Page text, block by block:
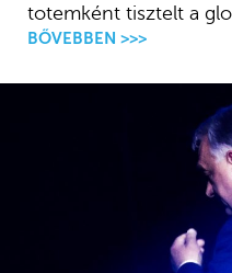
totemként tisztelt a
BŐVEBBEN >>>